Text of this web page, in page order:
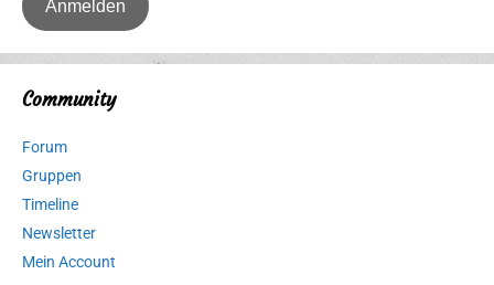
Community
Forum
Gruppen
Timeline
Newsletter
Mein Account